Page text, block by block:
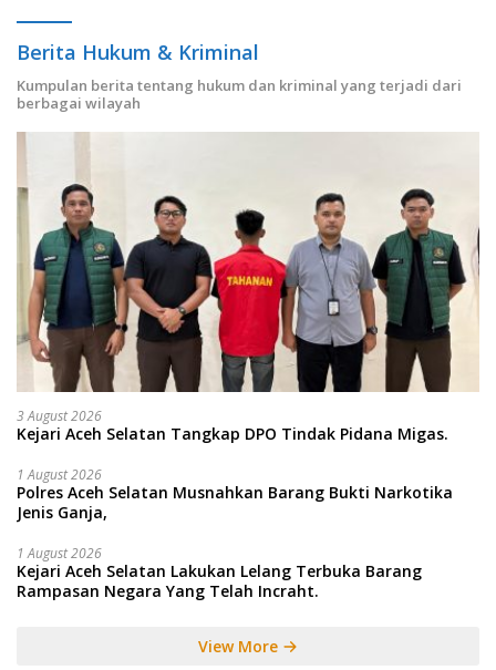
Berita Hukum & Kriminal
Kumpulan berita tentang hukum dan kriminal yang terjadi dari
berbagai wilayah
3 August 2026
Kejari Aceh Selatan Tangkap DPO Tindak Pidana Migas.
1 August 2026
Polres Aceh Selatan Musnahkan Barang Bukti Narkotika
Jenis Ganja,
1 August 2026
Kejari Aceh Selatan Lakukan Lelang Terbuka Barang
Rampasan Negara Yang Telah Incraht.
View More